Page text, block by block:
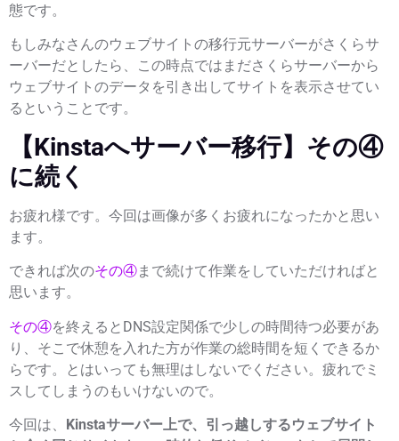
態です。
もしみなさんのウェブサイトの移行元サーバーがさくらサ
ーバーだとしたら、この時点ではまださくらサーバーから
ウェブサイトのデータを引き出してサイトを表示させてい
る ということです。
【Kinstaへサーバー移行】その④
に続く
お疲れ様です。今回は画像が多くお疲れになったかと思い
ます。
できれば次のその④まで続けて作業をしていただければと
思います。
その④を終えるとDNS設定関係で少しの時間待つ必要があ
り、そこで休憩を入れた方が作業の総時間を短くできるか
らです。とはいっても無理はしないでください。疲れでミ
スしてしまうのもいけないので。
今回は、 Kinstaサーバー上で、引っ越しするウェブサイト